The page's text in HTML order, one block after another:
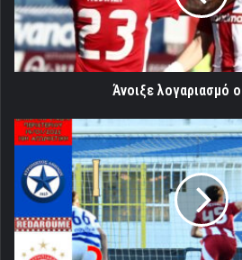
Άνοιξε λογαριασμό
Ολυμπιακός:
Έσπασε
το
«μπλόκο»
του
Περιστερίου!